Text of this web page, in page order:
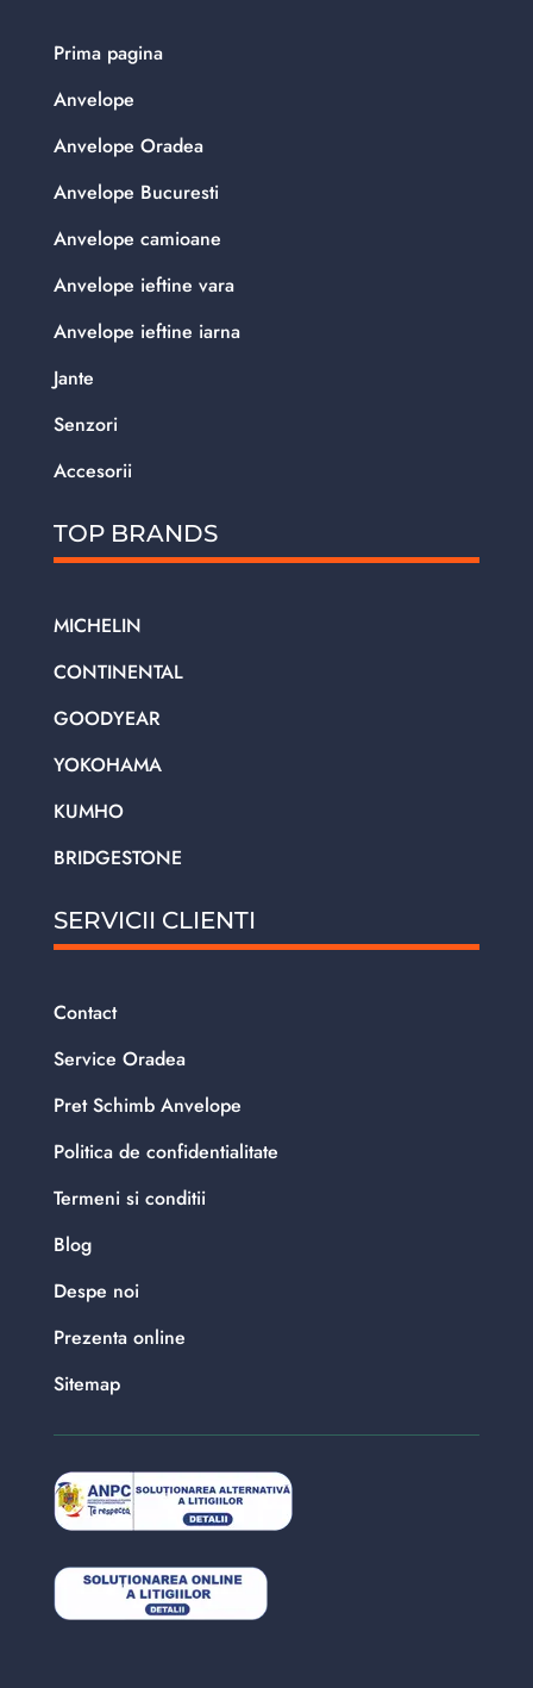
Prima pagina
Anvelope
Anvelope Oradea
Anvelope Bucuresti
Anvelope camioane
Anvelope ieftine vara
Anvelope ieftine iarna
Jante
Senzori
Accesorii
TOP BRANDS
MICHELIN
CONTINENTAL
GOODYEAR
YOKOHAMA
KUMHO
BRIDGESTONE
SERVICII CLIENTI
Contact
Service Oradea
Pret Schimb Anvelope
Politica de confidentialitate
Termeni si conditii
Blog
Despe noi
Prezenta online
Sitemap